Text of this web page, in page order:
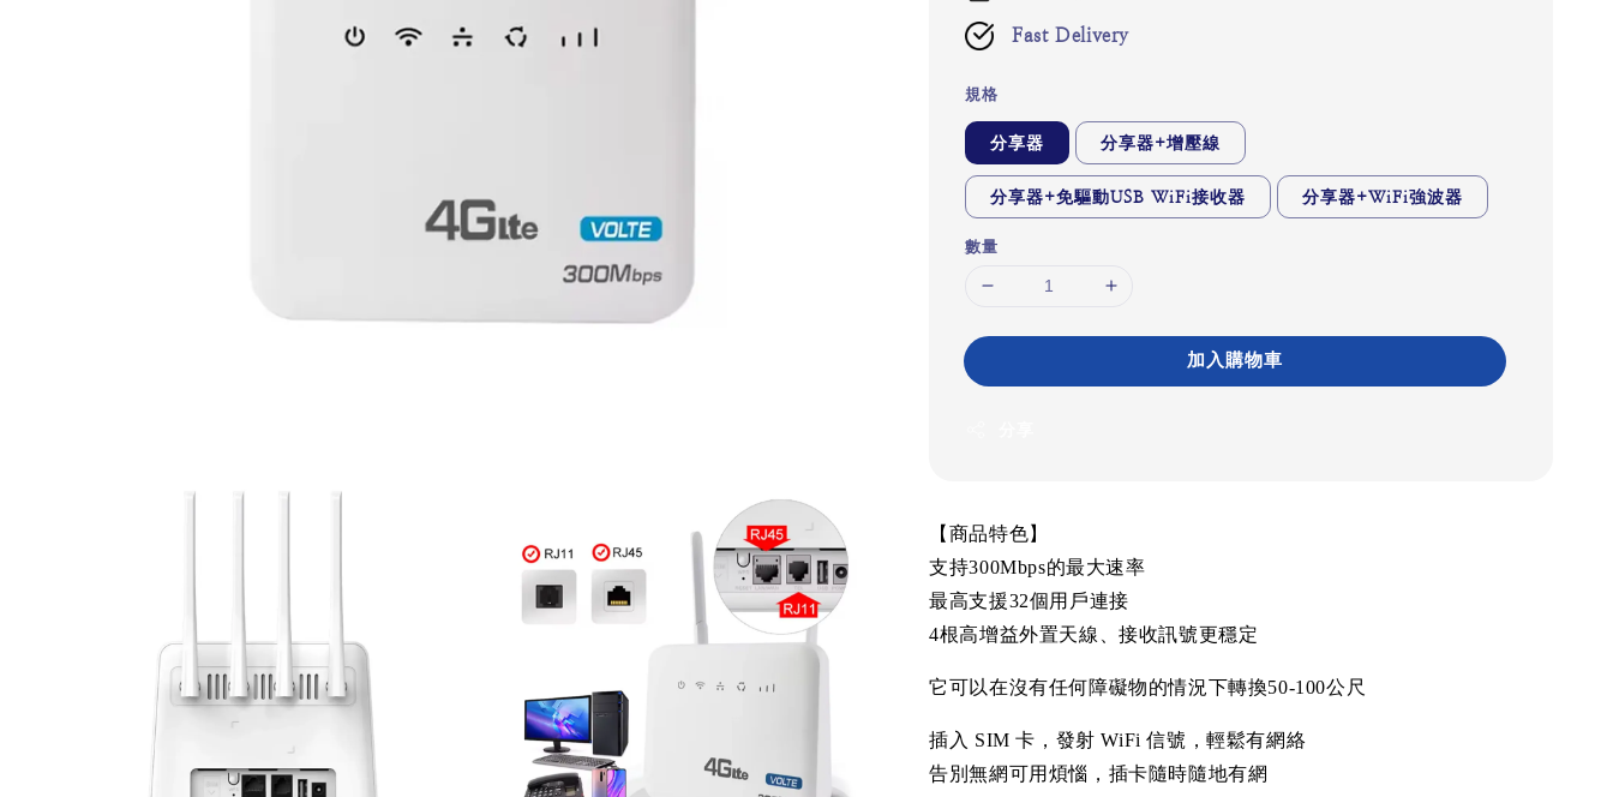
Fast Delivery
規格
分享器 分享器+增壓線
分享器+免驅動USB WiFi接收器 分享器+WiFi強波器
數量
加入購物車
【商品特色】
支持300Mbps的最大速率
最高支援32個用戶連接
4根高增益外置天線、接收訊號更穩定
它可以在沒有任何障礙物的情況下轉換50-100公尺
插入 SIM卡，發射 WiFi信號，輕鬆有網絡
告別無網可用煩惱，插卡隨時隨地有網